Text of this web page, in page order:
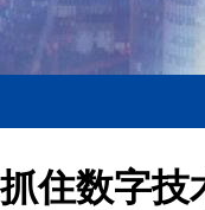
抓住数字技